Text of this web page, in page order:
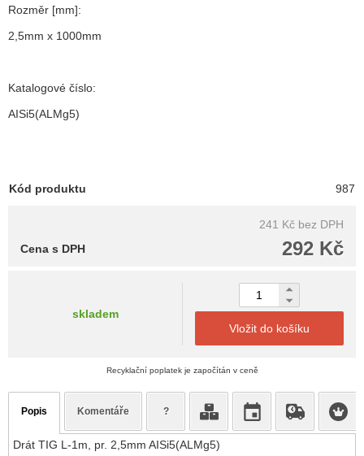
Rozměr [mm]:
2,5mm x 1000mm
Katalogové číslo:
AISi5(ALMg5)
Kód produktu 987
241 Kč bez DPH
292 Kč
Cena s DPH
skladem
Vložit do košíku
Recyklační poplatek je započítán v ceně
Popis Komentáře ?
Drát TIG L-1m, pr. 2,5mm AISi5(ALMg5)